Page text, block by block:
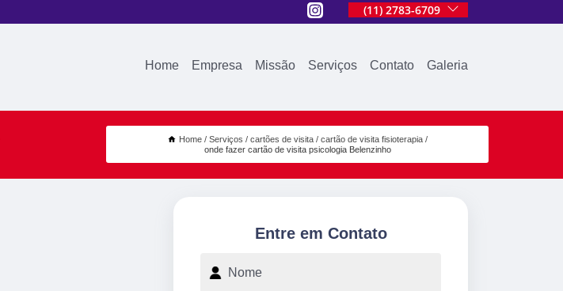
(11) 2783-6709
Home Empresa Missão Serviços Contato Galeria
Home Serviços cartões de visita
cartão de visita fisioterapia
onde fazer cartão de visita psicologia Belenzinho
Entre em Contato